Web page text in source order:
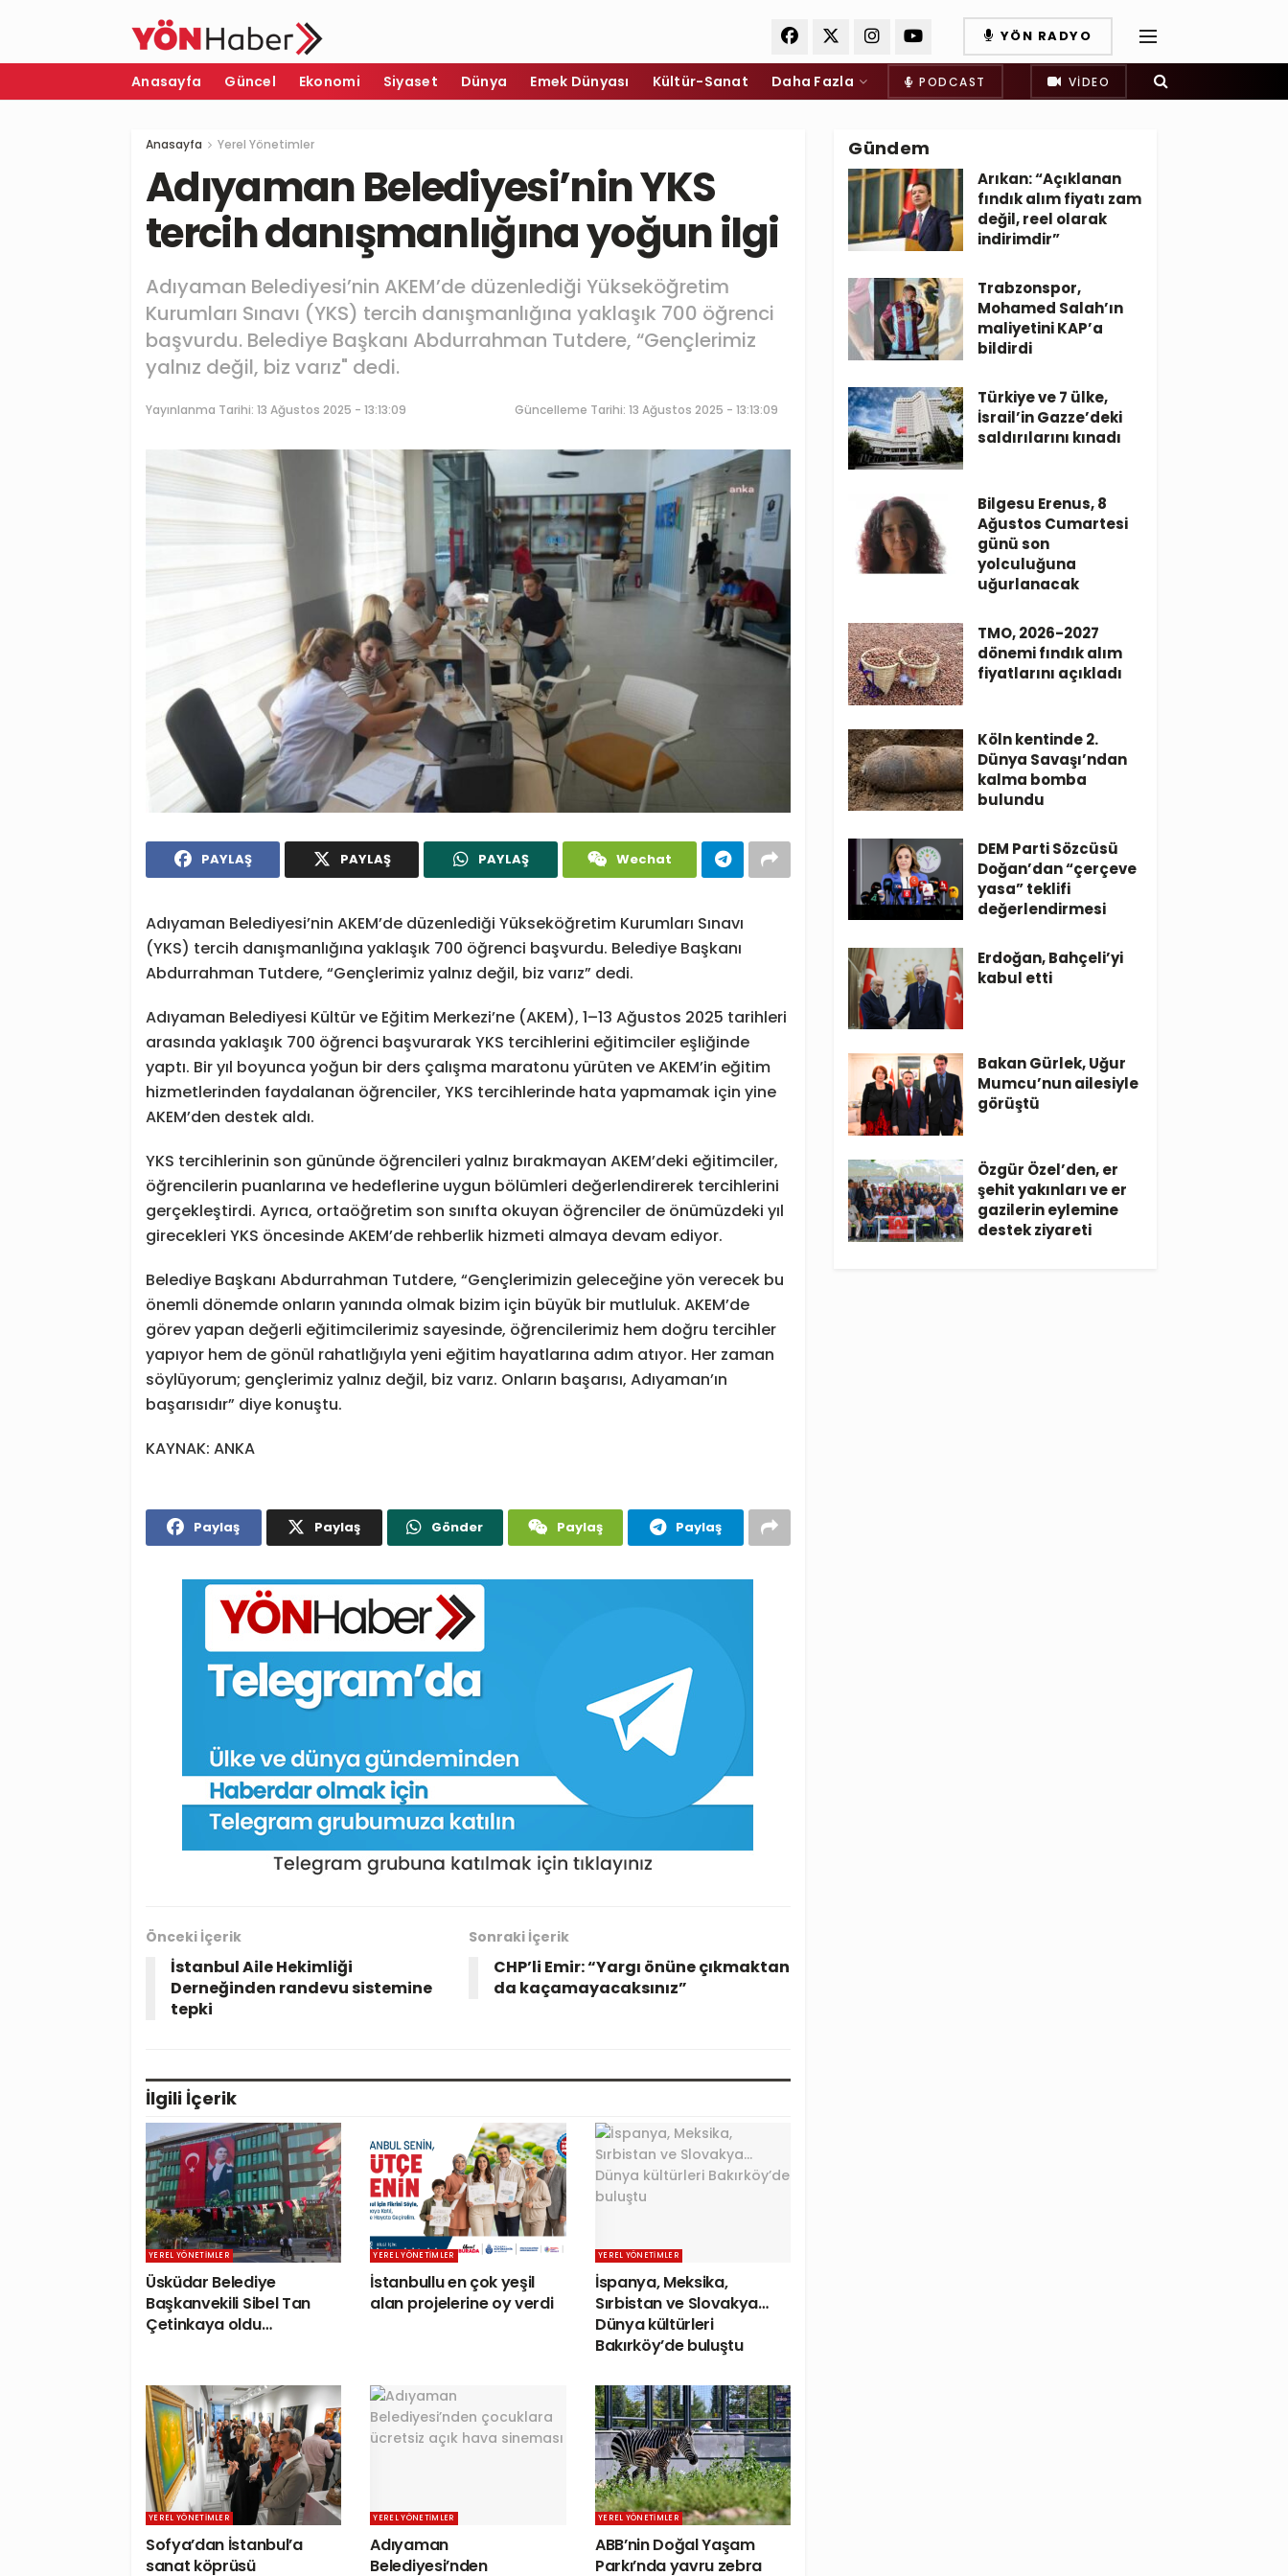
YÖN RADYO
Anasayfa Güncel Ekonomi Siyaset Dünya Emek Dünyası Kültür-Sanat Daha Fazla PODCAST VIDEO
Anasayfa Yerel Yönetimler
Adıyaman Belediyesi’nin YKS
tercih danışmanlığına yoğun ilgi
Adıyaman Belediyesi’nin AKEM’de düzenlediği Yükseköğretim
Kurumları Sınavı (YKS) tercih danışmanlığına yaklaşık 700 öğrenci
başvurdu. Belediye Başkanı Abdurrahman Tutdere, “Gençlerimiz
yalnız değil, biz varız" dedi.
Yayınlanma Tarihi: 13 Ağustos 2025 - 13:13:09 Güncelleme Tarihi: 13 Ağustos 2025 - 13:13:09
PAYLAŞ PAYLAŞ PAYLAŞ Wechat
Adıyaman Belediyesi’nin AKEM’de düzenlediği Yükseköğretim Kurumları Sınavı
(YKS) tercih danışmanlığına yaklaşık 700 öğrenci başvurdu. Belediye Başkanı
Abdurrahman Tutdere, “Gençlerimiz yalnız değil, biz varız” dedi.
Adıyaman Belediyesi Kültür ve Eğitim Merkezi’ne (AKEM), 1–13 Ağustos 2025 tarihleri
arasında yaklaşık 700 öğrenci başvurarak YKS tercihlerini eğitimciler eşliğinde
yaptı. Bir yıl boyunca yoğun bir ders çalışma maratonu yürüten ve AKEM’in eğitim
hizmetlerinden faydalanan öğrenciler, YKS tercihlerinde hata yapmamak için yine
AKEM’den destek aldı.
YKS tercihlerinin son gününde öğrencileri yalnız bırakmayan AKEM’deki eğitimciler,
öğrencilerin puanlarına ve hedeflerine uygun bölümleri değerlendirerek tercihlerini
gerçekleştirdi. Ayrıca, ortaöğretim son sınıfta okuyan öğrenciler de önümüzdeki yıl
girecekleri YKS öncesinde AKEM’de rehberlik hizmeti almaya devam ediyor.
Belediye Başkanı Abdurrahman Tutdere, “Gençlerimizin geleceğine yön verecek bu
önemli dönemde onların yanında olmak bizim için büyük bir mutluluk. AKEM’de
görev yapan değerli eğitimcilerimiz sayesinde, öğrencilerimiz hem doğru tercihler
yapıyor hem de gönül rahatlığıyla yeni eğitim hayatlarına adım atıyor. Her zaman
söylüyorum; gençlerimiz yalnız değil, biz varız. Onların başarısı, Adıyaman’ın
başarısıdır” diye konuştu.
KAYNAK: ANKA
Paylaş Paylaş Gönder Paylaş Paylaş
Önceki İçerik
İstanbul Aile Hekimliği
Derneğinden randevu sistemine
tepki
Sonraki İçerik
CHP’li Emir: “Yargı önüne çıkmaktan
da kaçamayacaksınız”
İlgili İçerik
YEREL YÖNETIMLER
Üsküdar Belediye
Başkanvekili Sibel Tan
Çetinkaya oldu…
YEREL YÖNETIMLER
İstanbullu en çok yeşil
alan projelerine oy verdi
YEREL YÖNETIMLER
İspanya, Meksika,
Sırbistan ve Slovakya…
Dünya kültürleri
Bakırköy’de buluştu
YEREL YÖNETIMLER
Sofya’dan İstanbul’a
sanat köprüsü
YEREL YÖNETIMLER
Adıyaman
Belediyesi’nden
YEREL YÖNETIMLER
ABB’nin Doğal Yaşam
Parkı’nda yavru zebra
Gündem
Arıkan: “Açıklanan
fındık alım fiyatı zam
değil, reel olarak
indirimdir”
Trabzonspor,
Mohamed Salah’ın
maliyetini KAP’a
bildirdi
Türkiye ve 7 ülke,
İsrail’in Gazze’deki
saldırılarını kınadı
Bilgesu Erenus, 8
Ağustos Cumartesi
günü son
yolculuğuna
uğurlanacak
TMO, 2026-2027
dönemi fındık alım
fiyatlarını açıkladı
Köln kentinde 2.
Dünya Savaşı’ndan
kalma bomba
bulundu
DEM Parti Sözcüsü
Doğan’dan “çerçeve
yasa” teklifi
değerlendirmesi
Erdoğan, Bahçeli’yi
kabul etti
Bakan Gürlek, Uğur
Mumcu’nun ailesiyle
görüştü
Özgür Özel’den, er
şehit yakınları ve er
gazilerin eylemine
destek ziyareti